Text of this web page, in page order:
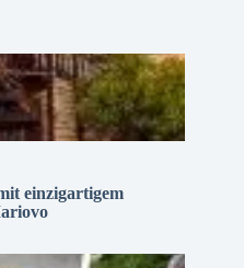
einzigartigem